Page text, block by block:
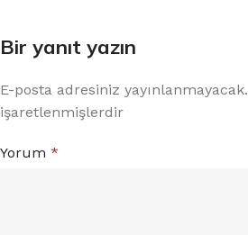
Bir yanıt yazın
E-posta adresiniz yayınlanmayacak.
işaretlenmişlerdir
Yorum *